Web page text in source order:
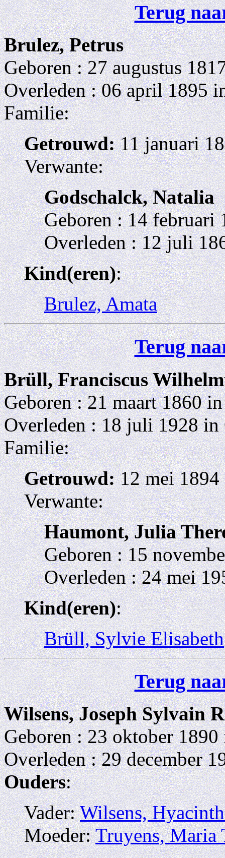
Terug
Brulez, Petrus
Geboren : 27 augustus
Overleden : 06 april 1895
Familie:
Getrouwd:11 januari
Verwante:
Godschalck, Natalia
Geboren : 14 februari
Overleden : 12 juli
Kind(eren):
Brulez, Amata
Terug
Brüll, Franciscus
Geboren : 21 maart 1860
Overleden : 18 juli 1928 in
Familie:
Getrouwd:12 mei 1894
Verwante:
Haumont, Julia
Geboren : 15
Overleden : 24 mei
Kind(eren):
Brüll, Sylvie Elisabeth
Terug
Wilsens, Joseph Sylvain
Geboren : 23 oktober 1890
Overleden : 29 december
Ouders:
Vader:Wilsens,
Moeder:Truyens, Maria